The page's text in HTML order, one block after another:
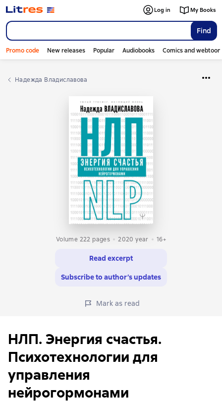
Find
Log in My Books
Promo code New releases Popular Audiobooks Comics and
Надежда Владиславова
Volume 222 pages 2020 year 16+
Read excerpt
Subscribe to author’s updates
Mark as read
НЛП. Энергия счастья.
Психотехнологии для
управления
нейрогормонами